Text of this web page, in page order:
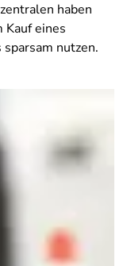
haben
Kauf eines
nutzen.